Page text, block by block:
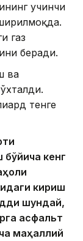
учинчи
газ
беради.
ва
тенге
кенг
кириш
шундай,
асфальт
маҳаллий